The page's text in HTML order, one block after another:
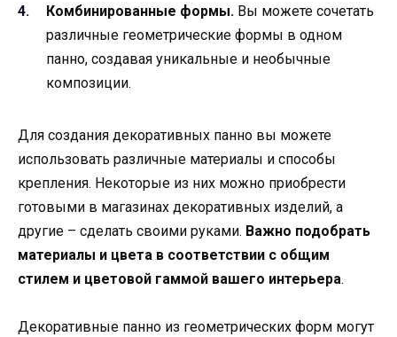
Комбинированные формы. Вы можете сочетать
различные геометрические формы в одном
панно, создавая уникальные и необычные
композиции.
Для создания декоративных панно вы можете
использовать различные материалы и способы
крепления. Некоторые из них можно приобрести
готовыми в магазинах декоративных изделий, а
другие – сделать своими руками. Важно подобрать
материалы и цвета в соответствии с общим
стилем и цветовой гаммой вашего интерьера.
Декоративные панно из геометрических форм могут